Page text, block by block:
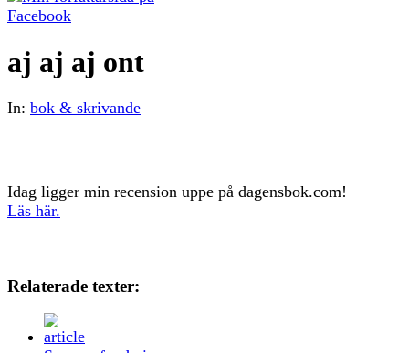
aj aj aj ont
In: bok & skrivande
Idag ligger min recension uppe på dagensbok.com!
Läs här.
Relaterade texter: